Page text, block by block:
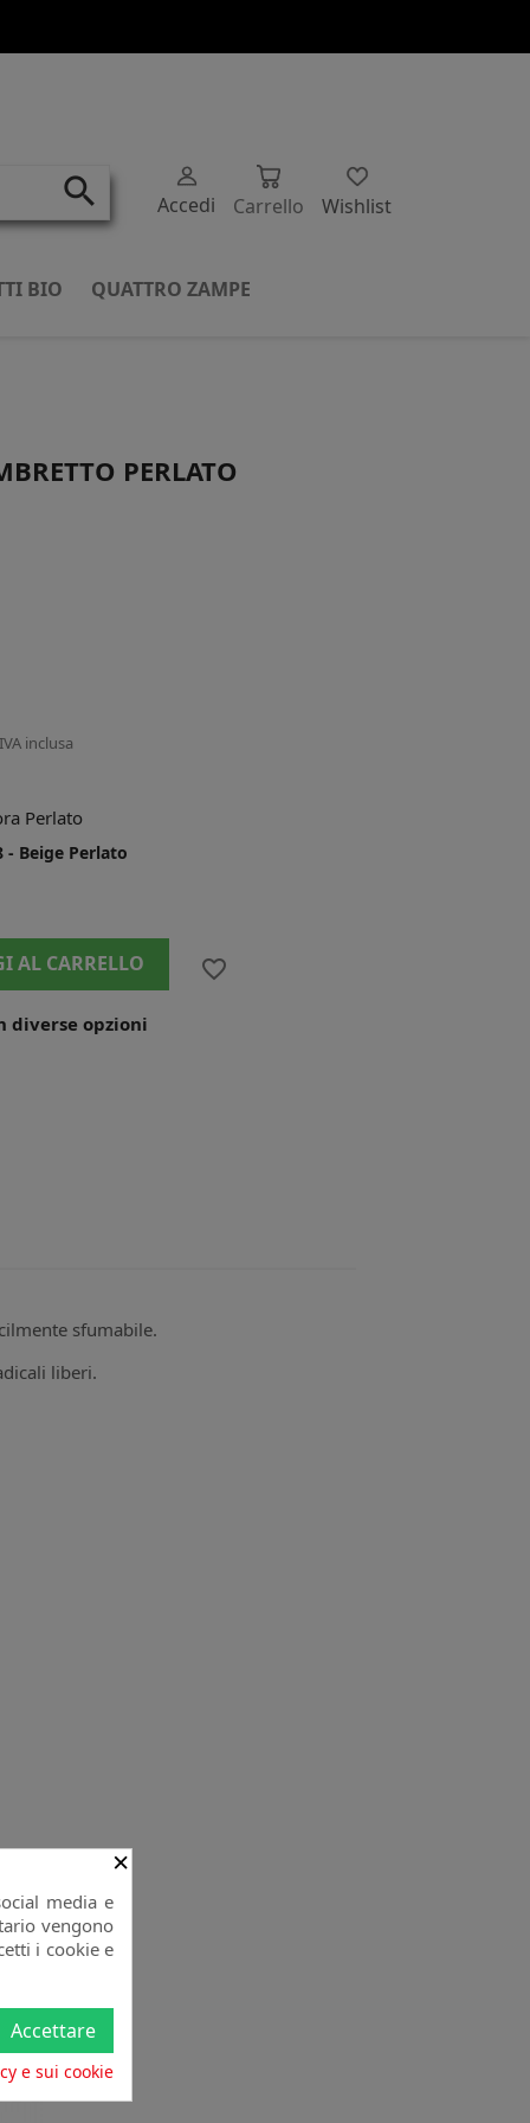
search Accedi Carrello Wishlist
BIO QUATTRO ZAMPE
PERLATO
IVA inclusa
Perlato
- Beige Perlato
AL CARRELLO
favorite_border
diverse opzioni
sfumabile.
liberi.
×
media e
vengono
i cookie e
Accettare
e sui cookie